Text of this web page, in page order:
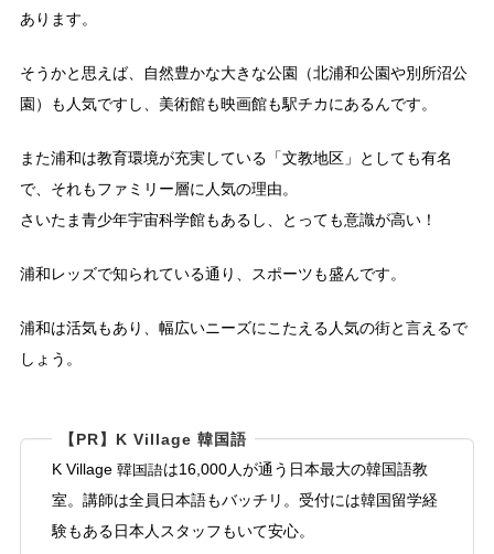
あります。
そうかと思えば、自然豊かな大きな公園（北浦和公園や別所沼公
園）も人気ですし、美術館も映画館も駅チカにあるんです。
また浦和は教育環境が充実している「文教地区」としても有名
で、それもファミリー層に人気の理由。
さいたま青少年宇宙科学館もあるし、とっても意識が高い！
浦和レッズで知られている通り、スポーツも盛んです。
浦和は活気もあり、幅広いニーズにこたえる人気の街と言えるで
しょう。
【PR】K Village 韓国語
K Village 韓国語は16,000人が通う日本最大の韓国語教
室。講師は全員日本語もバッチリ。受付には韓国留学経
験もある日本人スタッフもいて安心。